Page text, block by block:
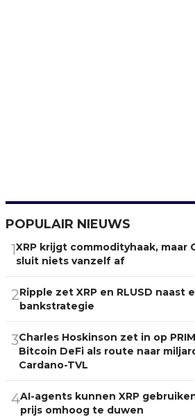
POPULAIR NIEUWS
1XRP krijgt commodityhaak, maar
sluit niets vanzelf af
2Ripple zet XRP en RLUSD naast
bankstrategie
3Charles Hoskinson zet in op
Bitcoin DeFi als route naar
Cardano-TVL
4AI-agents kunnen XRP
prijs omhoog te duwen